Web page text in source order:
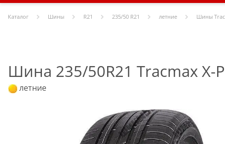
Каталог Шины R21 235/50 R21 летние Шины
Шина 235/50R21 Tracmax X-
летние